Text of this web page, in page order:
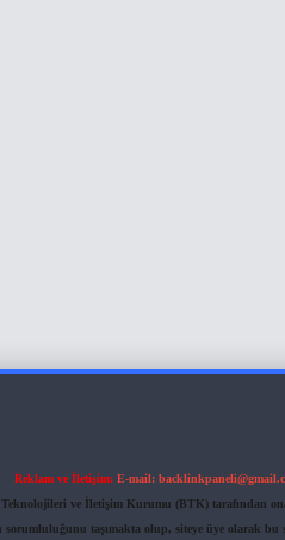
Reklam ve İletişim: E-mail:
Teknolojileri ve İletişim Kurumu (BTK) tarafından
taşımakta olup, siteye üye olarak